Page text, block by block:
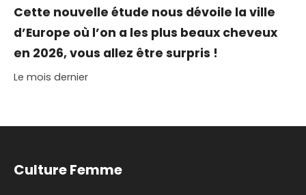
Cette nouvelle étude nous dévoile la ville
d’Europe où l’on a les plus beaux cheveux
en 2026, vous allez être surpris !
Le mois dernier
Culture Femme